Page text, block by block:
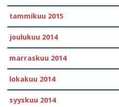
tammikuu 2015
joulukuu 2014
marraskuu 2014
lokakuu 2014
syyskuu 2014